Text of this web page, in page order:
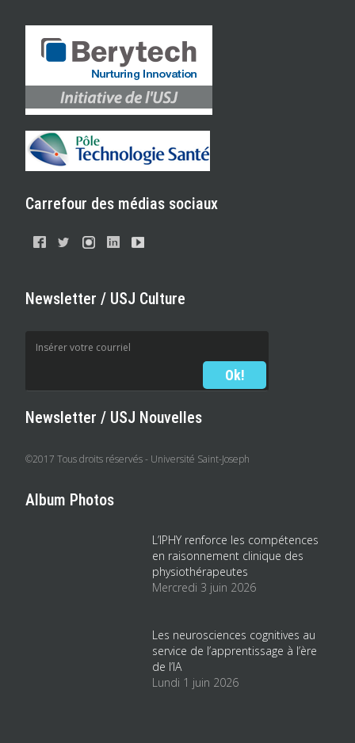
Carrefour des médias sociaux
Newsletter / USJ Culture
Newsletter / USJ Nouvelles
©2017 Tous droits réservés - Université Saint-Joseph
Album Photos
L’IPHY renforce les compétences
en raisonnement clinique des
physiothérapeutes
Mercredi 3 juin 2026
Les neurosciences cognitives au
service de l’apprentissage à l’ère
de l’IA
Lundi 1 juin 2026